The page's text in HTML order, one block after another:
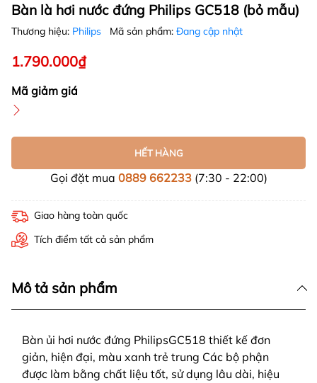
Bàn là hơi nước đứng Philips GC518 (bỏ mẫu)
Thương hiệu: Philips Mã sản phẩm: Đang cập nhật
1.790.000₫
Mã giảm giá
HẾT HÀNG
Gọi đặt mua 0889 662233(7:30 - 22:00)
Giao hàng toàn quốc
Tích điểm tất cả sản phẩm
Mô tả sản phẩm
Bàn ủi hơi nước đứng PhilipsGC518 thiết kế đơn
giản, hiện đại, màu xanh trẻ trung Các bộ phận
được làm bằng chất liệu tốt, sử dụng lâu dài, hiệu